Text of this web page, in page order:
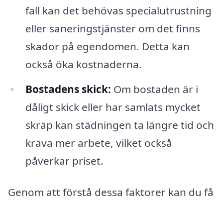
fall kan det behövas specialutrustning
eller saneringstjänster om det finns
skador på egendomen. Detta kan
också öka kostnaderna.
Bostadens skick: Om bostaden är i
dåligt skick eller har samlats mycket
skräp kan städningen ta längre tid och
kräva mer arbete, vilket också
påverkar priset.
Genom att förstå dessa faktorer kan du få